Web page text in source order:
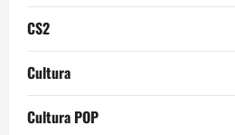
CS2
Cultura
Cultura POP